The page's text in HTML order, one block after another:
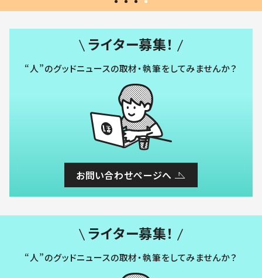
ライター募集！
“人”のグッドニュースの取材・執筆をしてみませんか？
お問い合わせページへ
ライター募集！
“人”のグッドニュースの取材・執筆をしてみませんか？